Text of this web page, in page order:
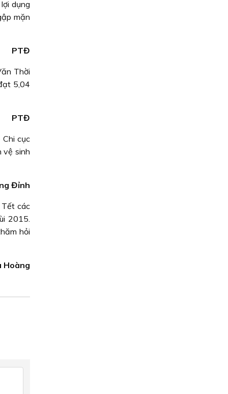
dụng
mặn
PTĐ
Thời
5,04
PTĐ
cục
vệ sinh
Đỉnh
Tết các
2015.
hỏi
Hoàng